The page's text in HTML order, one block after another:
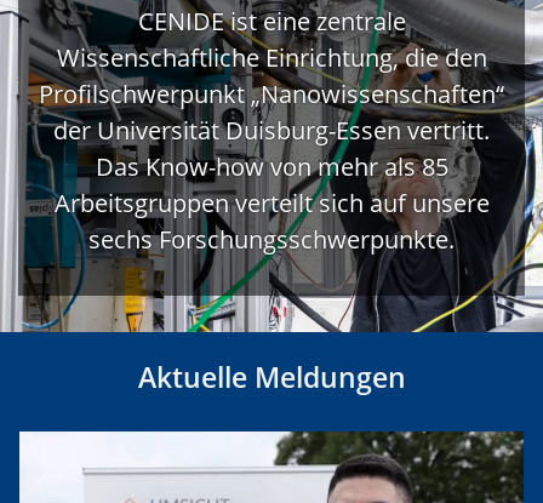
CENIDE ist eine zentrale
Wissenschaftliche Einrichtung, die den
Profilschwerpunkt „Nanowissenschaften“
der Universität Duisburg-Essen vertritt.
Das Know-how von mehr als 85
Arbeitsgruppen verteilt sich auf unsere
sechs Forschungsschwerpunkte.
Aktuelle Meldungen